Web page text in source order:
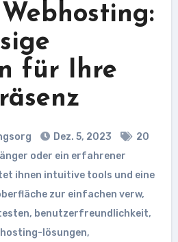
für Ihre
Dez. 5, 2023
20
oder ein erfahrener
ihnen intuitive tools und eine
zur einfachen verw,
, benutzerfreundlichkeit,
lösungen,